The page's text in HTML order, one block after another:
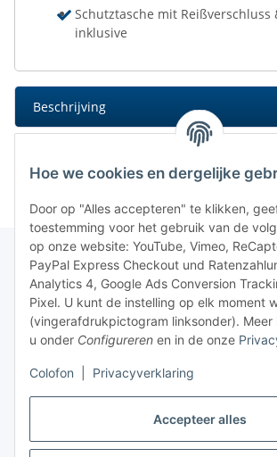
Accepteer alles
Hoe we cookies en dergelijke
Door op "Alles accepteren" te klikken,
toestemming voor het gebruik van de
op onze website: YouTube, Vimeo,
PayPal Express Checkout und
Analytics 4, Google Ads Conversion
Pixel. U kunt de instelling op elk moment
(vingerafdrukpictogram linksonder).
u onder Configureren en in de onze
Colofon Privacyverklaring
Schutztasche mit Reißverschluss
inklusive
Beschrijving